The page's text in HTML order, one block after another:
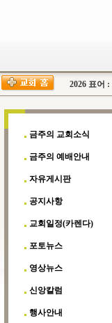
2026 표어 :
금주의 교회소식
금주의 예배안내
자유게시판
공지사항
교회일정(카렌다)
포토뉴스
영상뉴스
신앙칼럼
행사안내